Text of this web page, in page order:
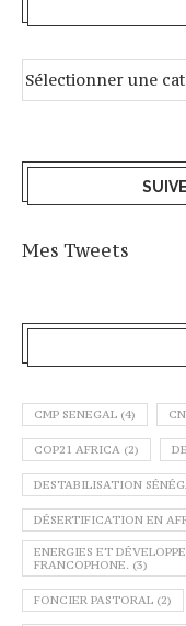
Mes Tweets
CMP SENEGAL (4)
COP21 AFRICA (2)
DESTABILISATION
DÉSERTIFICATION EN
ENERGIES ET
FRANCOPHONE. (3)
FONCIER PASTORAL (2)